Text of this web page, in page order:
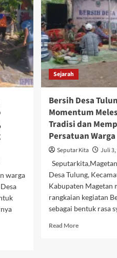
warga
Sejarah
Bersih Desa
Momentum
Tradisi dan
Persatuan Warga
Seputar Kita Juli 3,
Desa Tulung,
Kabupaten Magetan
rangkaian kegiatan
sebagai bentuk rasa
Read MoreRead